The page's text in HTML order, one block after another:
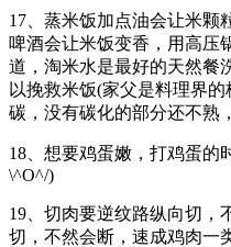
17、蒸米饭加点油会让米颗
啤酒会让米饭变香，用高压
道，淘米水是最好的天然餐
以挽救米饭(家父是料理界
碳，没有碳化的部分还不熟
18、想要鸡蛋嫩，打鸡蛋的
\^O^/)
19、切肉要逆纹路纵向切，
切，不然会断，速成鸡肉一